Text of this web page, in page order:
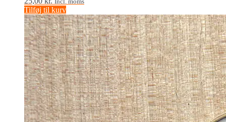
Tilføj til kurv